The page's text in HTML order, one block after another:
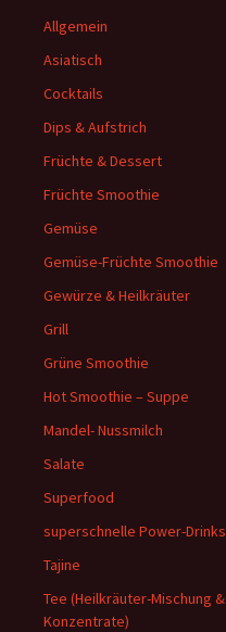
Allgemein
Asiatisch
Cocktails
Dips & Aufstrich
Früchte & Dessert
Früchte Smoothie
Gemüse
Gemüse-Früchte Smoothie
Gewürze & Heilkräuter
Grill
Grüne Smoothie
Hot Smoothie – Suppe
Mandel- Nussmilch
Salate
Superfood
superschnelle Power-Drinks
Tajine
Tee (Heilkräuter-Mischung &
Konzentrate)